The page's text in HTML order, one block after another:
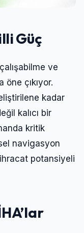
Güç
ve
çıkıyor.
kadar
kalıcı bir
kritik
navigasyon
potansiyeli